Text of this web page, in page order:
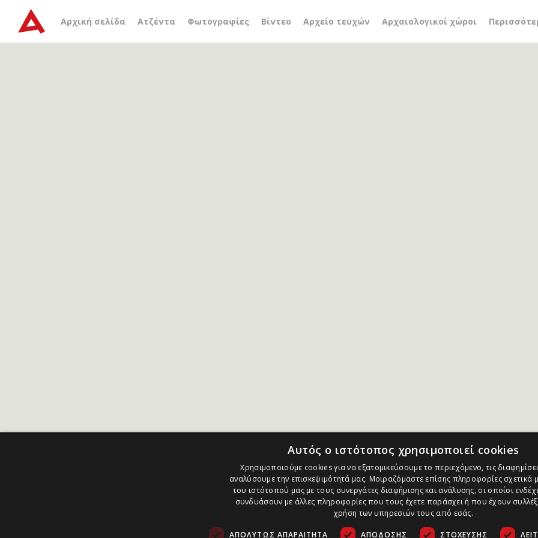
Αρχική σελίδα Ατζέντα Φωτογραφίες Βίντεο Αρχείο τευχών Αρχαιολογικοί χώροι
Αρχείο ετικέτας κοντάρι
Αυτός ο ιστότοπος χρησιμοποιεί cookies
Χρησιμοποιούμε cookies για να εξατομικεύσουμε το περιεχόμενο, τις
αναλύσουμε την επισκεψιμότητά μας. Μοιραζόμαστε επίσης πληροφορίες σχετικά
του ιστότοπού μας με τους συνεργάτες διαφήμισης και ανάλυσης, οι οποίοι
συνδυάσουν με άλλες πληροφορίες που τους έχετε παράσχει ή που έχουν
χρήση των υπηρεσιών τους από εσάς.
ΑΠΟΛΎΤΩΣ ΑΠΑΡΑΊΤΗΤΑ ΑΠΌΔΟΣΗΣ ΣΤΌΧΕΥΣΗΣ